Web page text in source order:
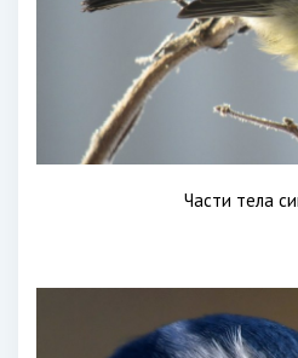
Части тела